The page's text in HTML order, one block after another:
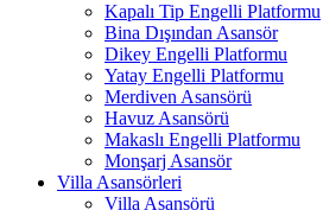
Kapalı Tip Engelli Platformu
Bina Dışından Asansör
Dikey Engelli Platformu
Yatay Engelli Platformu
Merdiven Asansörü
Havuz Asansörü
Makaslı Engelli Platformu
Monşarj Asansör
Villa Asansörleri
Villa Asansörü